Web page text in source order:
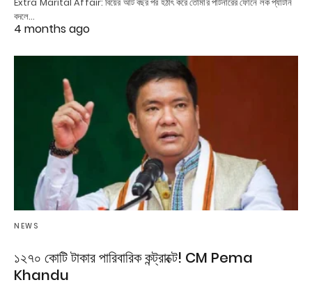
Extra Marital Affair: বিয়ের আট বছর পর হঠাৎ করে তোমার পার্টনারের ফোনে লক প্যাটার্ন
বদলে…
4 months ago
NEWS
১২৭০ কোটি টাকার পারিবারিক কন্ট্রাক্টে! CM Pema
Khandu